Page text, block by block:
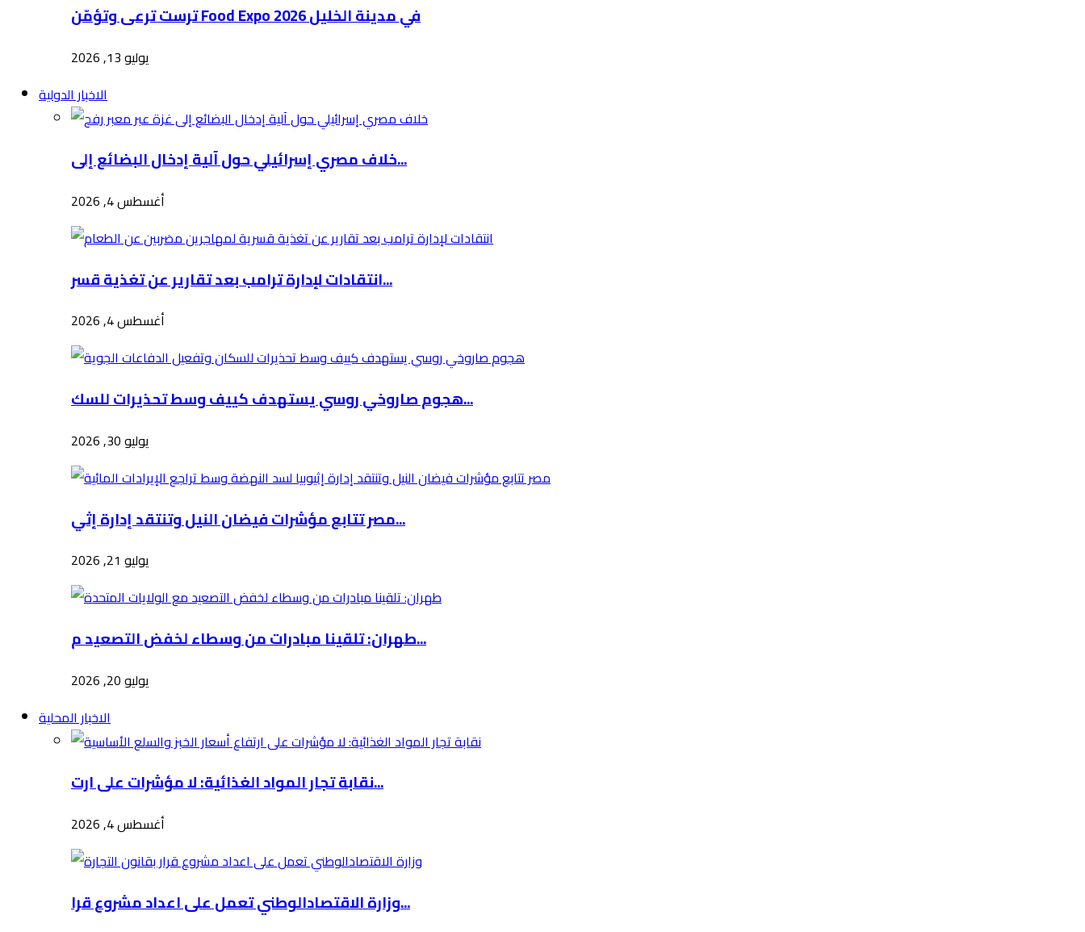
ترست ترعى وتؤمّن Food Expo 2026 في مدينة الخليل
يوليو 13, 2026
الاخبار الدولية
خلاف مصري إسرائيلي حول آلية إدخال البضائع إلى...
أغسطس 4, 2026
انتقادات لإدارة ترامب بعد تقارير عن تغذية قسر...
أغسطس 4, 2026
هجوم صاروخي روسي يستهدف كييف وسط تحذيرات للسك...
يوليو 30, 2026
مصر تتابع مؤشرات فيضان النيل وتنتقد إدارة إثي...
يوليو 21, 2026
طهران: تلقينا مبادرات من وسطاء لخفض التصعيد م...
يوليو 20, 2026
الاخبار المحلية
نقابة تجار المواد الغذائية: لا مؤشرات على ارت...
أغسطس 4, 2026
وزارة الاقتصادالوطني تعمل على اعداد مشروع قرا...